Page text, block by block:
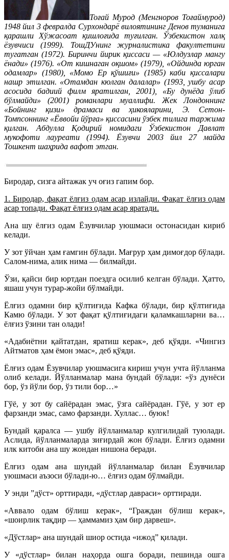
Тоғай Мурод (Менгноров Тоғаймурод)
1948 йил 3 февралда Сурхондарё вилоятининг Денов туманига
қарашли Хўжасоат қишлоғида туғилган. Ўзбекистон халқ
ёзувчиси (1999). ТошДУнинг журналистика факултетини
тугатган (1972). Биринчи йирик қиссаси — «Юлдузлар мангу
ёнади» (1976). «От кишнаган оқшом» (1979), «Ойдинда юрган
одамлар» (1980), «Момо Ер қўшиғи» (1985) каби қиссалари
нашр этилган. «Отамдан кюлган далалар» (1993, ушбу асар
асосида бадиий филм яратилган, 2001), «Бу дунёда ўлиб
бўлмайди» (2001) романлари муаллифи. Жек Лондоннинг
«Бойнинг қизи» драмаси ва ҳикояларини, Э. Сетон-
Томпсоннинг «Ёввойи йўрға» қиссасини ўзбек тилига таржима
қилган. Абдулла Қодирий номидаги Ўзбекистон Давлат
мукофоти лауреати (1994). Ёзувчи 2003 йил 27 майда
Тошкент шаҳрида вафот этган.
Биродар, сизга айтажак уч оғиз гапим бор.
1. Биродар, фақат ёлғиз одам асар излайди. Фақат ёлғиз одам
асар топади. Фақат ёлғиз одам асар яратади.
Ана шу ёлғиз одам Ёзувчилар уюшмаси остонасидан кириб
келади.
У зот ўйчан ҳам ғамгин бўлади. Мағрур ҳам димоғдор бўлади.
Салом-нима, алик нима — билмайди.
Ўзи, қайси бир юртдан поездга осилиб келган бўлади. Ҳатто,
яшаш учун турар-жойи бўлмайди.
Ёлғиз одамни бир қўлтиғида Кафка бўлади, бир қўлтиғида
Камю бўлади. У зот фақат қўлтиғидаги қаламкашларни ва…
ёлғиз ўзини тан олади!
«Адабиётни қайтатдан, яратиш керак», деб қўяди. «Чингиз
Айт­матов ҳам ёмон эмас», деб қўяди.
Ёлғиз одам Ёзувчилар уюшмасига кириш учун учта йўлланма
олиб келади. Йўлланмалар мана бундай бўлади: «ўз дунёси
бор, ўз йўли бор, ўз тили бор…»
Гўё, у зот бу сайёрадан эмас, ўзга сайёрадан. Гўё, у зот ер
фарзанди эмас, само фарзанди. Хуллас… буюк!
Бундай қаралса — ушбу йўлланмалар кулгилидай туюлади.
Аслида, йўлланмаларда зиғирдай жон бўлади. Ёлғиз одамни
илк китоби ана шу жондан нишона беради.
Ёлғиз одам ана шундай йўлланмалар билан Ёзувчилар
уюшмаси аъзоси бўлади-ю… ёлғиз одам бўлмайди.
У энди ”дўст» орттиради, «дўстлар давраси» орттиради.
«Аввало одам бўлиш керак», “Граждан бўлиш керак»,
«шоирлик тақдир — ҳаммамиз ҳам бир дарвеш».
«Дўстлар» ана шундай шиор остида «ижод” қилади.
У «дўстлар» билан наҳорда ошга боради, пешинда ошга